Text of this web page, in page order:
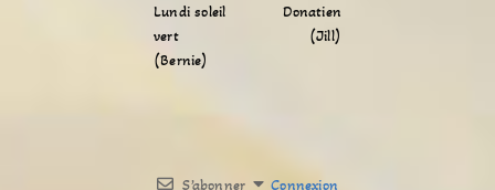
Lundi soleil
vert
(Bernie)
Donatien
(Jill)
S’abonner Connexion